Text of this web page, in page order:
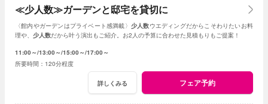
≪少人数≫ガーデンと邸宅を貸切に
〈館内やガーデンはプライベート感満載〉 少人数ウエディングだからこそわりたいお料
理や、 少人数だから叶う演出もご紹介。お2人の予算に合わせた見積もりもご提案！
11:00～ 13:00～ 15:00～ 17:00～
120分程度
詳しくみる フェア予約